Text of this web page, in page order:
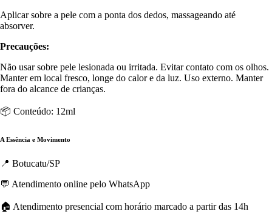
Aplicar sobre a pele com a ponta dos dedos, massageando até
absorver.
Precauções:
Não usar sobre pele lesionada ou irritada. Evitar contato com os olhos.
Manter em local fresco, longe do calor e da luz. Uso externo. Manter
fora do alcance de crianças.
📦 Conteúdo: 12ml
A Essência e Movimento
📍 Botucatu/SP
💬 Atendimento online pelo WhatsApp
🏠 Atendimento presencial com horário marcado a partir das 14h